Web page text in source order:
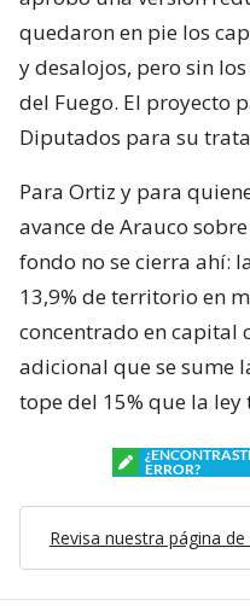
quedaron en pie los
y desalojos, pero sin
del Fuego. El proyecto
Diputados para su
Para Ortiz y para
avance de Arauco
fondo no se cierra ahí:
13,9% de territorio en
concentrado en capital
adicional que se sume
tope del 15% que la
ERROR?
Revisa nuestra página